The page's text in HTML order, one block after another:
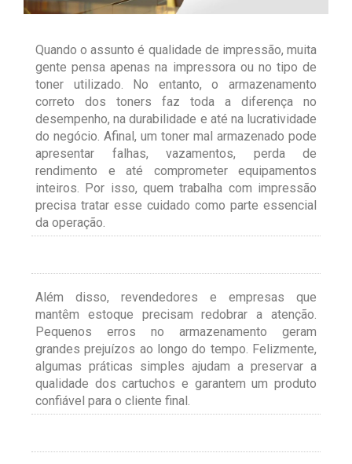
Quando o assunto é qualidade de impressão, muita
gente pensa apenas na impressora ou no tipo de
toner utilizado. No entanto, o armazenamento
correto dos toners faz toda a diferença no
desempenho, na durabilidade e até na lucratividade
do negócio. Afinal, um toner mal armazenado pode
apresentar falhas, vazamentos, perda de
rendimento e até comprometer equipamentos
inteiros. Por isso, quem trabalha com impressão
precisa tratar esse cuidado como parte essencial
da operação.
Além disso, revendedores e empresas que
mantêm estoque precisam redobrar a atenção.
Pequenos erros no armazenamento geram
grandes prejuízos ao longo do tempo. Felizmente,
algumas práticas simples ajudam a preservar a
qualidade dos cartuchos e garantem um produto
confiável para o cliente final.